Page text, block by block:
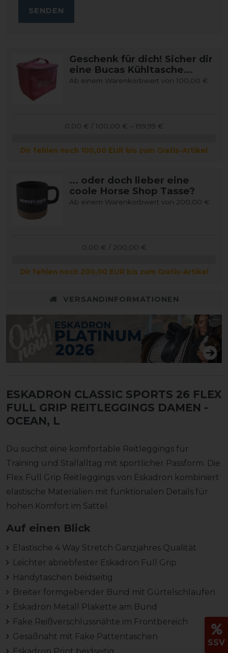
SENDEN
Geschenk für dich! Sicher dir
eine Bucas Kühltasche...
Ab einem Warenkorbwert von 100,00 €
0,00 € / 100,00 € – 199,99 €
Dir fehlen noch 100,00 EUR bis zum Gratis-Artikel
... oder doch lieber eine
coole Horse Shop Tasse?
Ab einem Warenkorbwert von 200,00 €
0,00 € / 200,00 €
Dir fehlen noch 200,00 EUR bis zum Gratis-Artikel
VERSANDINFORMATIONEN
ESKADRON CLASSIC SPORTS 26 FLEX
FULL GRIP REITLEGGINGS DAMEN -
OCEAN, L
Du suchst eine komfortable Reitleggings für
Training und Stallalltag mit sportlicher Passform. Die
Flex Full Grip Reitleggings von Eskadron kombiniert
elastische Materialien mit funktionalen Details für
hohen Komfort im Sattel.
Auf einen Blick
Elastische 4 Way Stretch Ganzjahres Qualität
Leichter abriebfester Eskadron Full Grip
Handytaschen beidseitig
Breiter formgebender Bund mit Gürtelschlaufen
Eskadron Metall Plakette am Bund
Fake Reißverschlussnähte im Frontbereich
Gesäßnaht mit Fake Pattentaschen
Eskadron Print beidseitig
SSV